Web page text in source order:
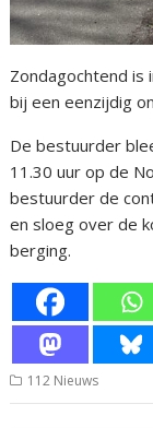
Zondagochtend is
bij een eenzijdig
De bestuurder
11.30 uur op de
bestuurder de
en sloeg over de
berging.
112 Nieuws